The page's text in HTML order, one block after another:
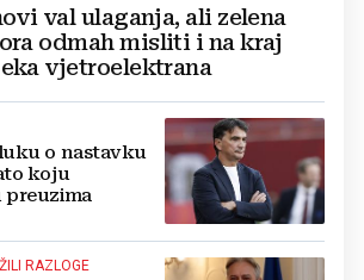
val ulaganja, ali zelena
odmah misliti i na kraj
vjetroelektrana
o nastavku
koju
preuzima
RAZLOGE